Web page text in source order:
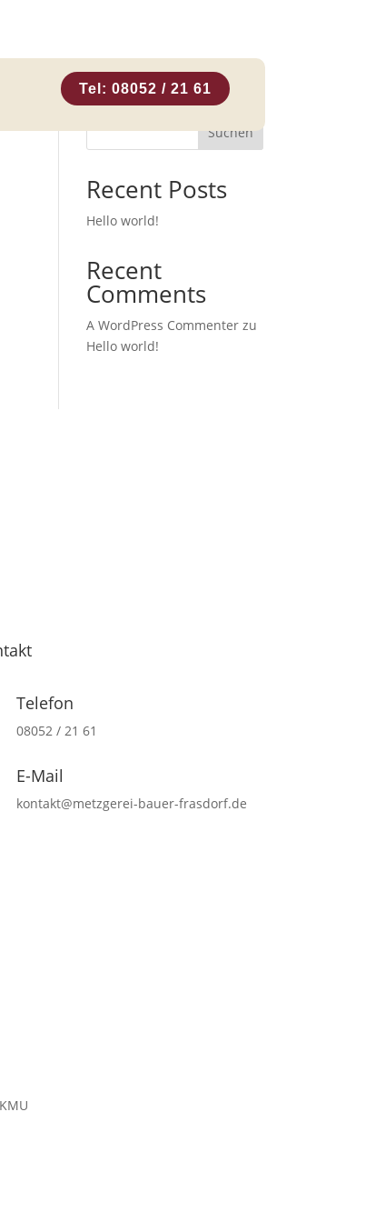
Tel: 08052 / 21 61
Suchen
Recent Posts
Hello world!
Recent
Comments
A WordPress Commenter zu
Hello world!
Telefon
08052 / 21 61
E-Mail
kontakt@metzgerei-bauer-frasdorf.de